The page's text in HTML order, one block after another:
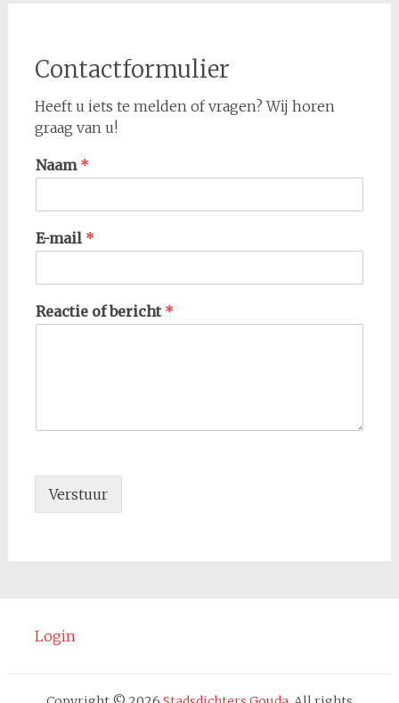
Contactformulier
Heeft u iets te melden of vragen? Wij horen
graag van u!
Naam *
E-mail *
Reactie of bericht *
Verstuur
Login